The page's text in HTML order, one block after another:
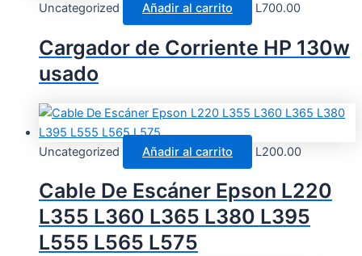
Uncategorized Añadir al carrito L700.00
Cargador de Corriente HP 130w
usado
Uncategorized Añadir al carrito L200.00
Cable De Escáner Epson L220
L355 L360 L365 L380 L395
L555 L565 L575